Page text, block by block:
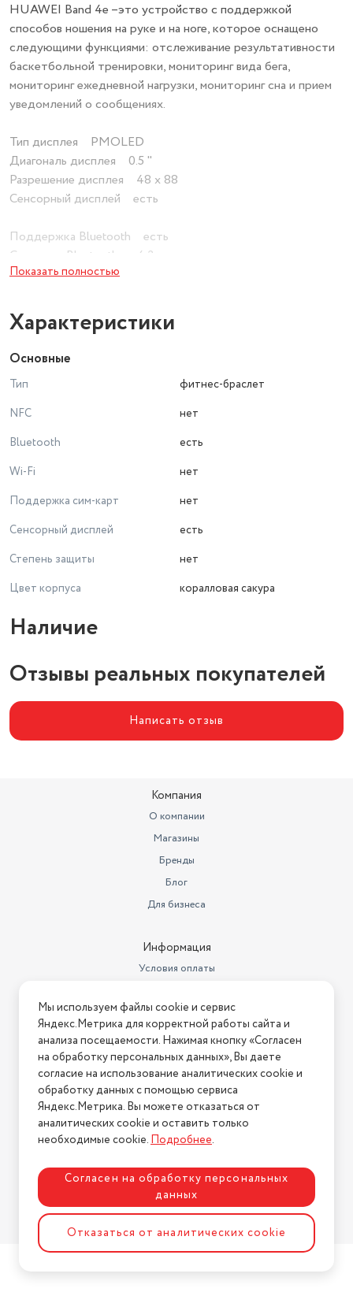
HUAWEI Band 4e –это устройство с поддержкой
способов ношения на руке и на ноге, которое оснащено
следующими функциями: отслеживание результативности
баскетбольной тренировки, мониторинг вида бега,
мониторинг ежедневной нагрузки, мониторинг сна и прием
уведомлений о сообщениях.
Тип дисплея PMOLED
Диагональ дисплея 0.5 "
Разрешение дисплея 48 x 88
Сенсорный дисплей есть
Поддержка Bluetooth есть
Стандарт Bluetooth v4.2
Защита от влаги есть
Совместимые операционные системы Android 4.4 и выше
Время работы в обычном режиме 336 ч
Время работы в режиме ожидания 504 ч
Время зарядки 120 мин
Показать полностью
Характеристики
Основные
Тип
фитнес-браслет
NFC
нет
Bluetooth
есть
Wi-Fi
нет
Поддержка сим-карт
нет
Сенсорный дисплей
есть
Степень защиты
нет
Цвет корпуса
коралловая сакура
Наличие
Отзывы реальных покупателей
Написать отзыв
Компания
О компании
Магазины
Бренды
Блог
Для бизнеса
Информация
Условия оплаты
Условия возврата
Нашли ошибку на сайте? Напишите нам
2026 © Интернет-магазин "АстМаркет". У нас есть всё!
Политика конфиденциальности
Разработка сайтаASTDESIGN
Мы используем файлы cookie и сервис
Яндекс.Метрика для корректной работы сайта и
анализа посещаемости. Нажимая кнопку «Согласен
на обработку персональных данных», Вы даете
согласие на использование аналитических cookie и
обработку данных с помощью сервиса
Яндекс.Метрика. Вы можете отказаться от
аналитических cookie и оставить только
необходимые cookie.Подробнее.
Согласен на обработку персональных
данных
Отказаться от аналитических cookie